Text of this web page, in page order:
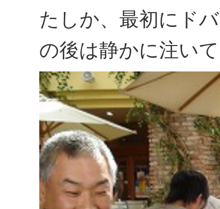
たしか、最初にド
の後は静かに注い